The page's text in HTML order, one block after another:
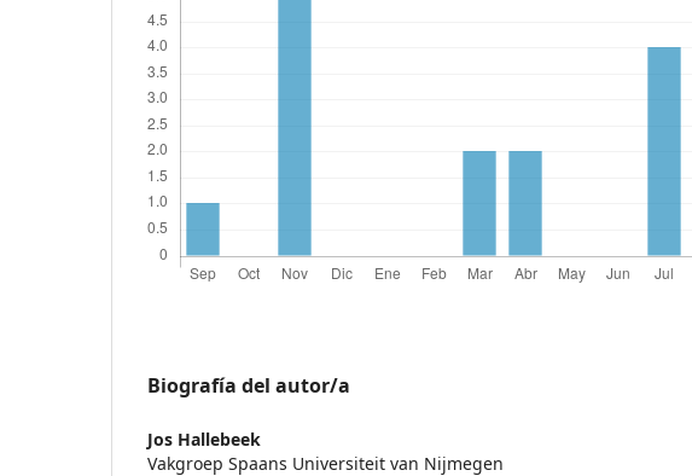
Biografía del autor/a
Jos Hallebeek
Vakgroep Spaans Universiteit van Nijmegen